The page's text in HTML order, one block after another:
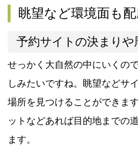
眺望など環境面も配
予約サイトの決まり
せっかく大自然の中にいくの
しみたいですね。眺望などサ
場所を見つけることができま
ットなどあれば目的地までの
ます。